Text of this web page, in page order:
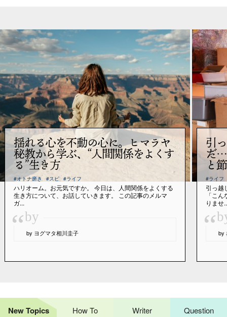
揺れる心を不動の心に。ヒマラヤ
秘教から学ぶ、“人間関係をよくす
る”生き方
#オトナ磨き #スピ #ライフ
ハリオーム。お元気ですか。 今日は、人間関係をよくする
生き方について、お話していきます。 この記事のメルマ
ガ...
“by
by ヨグマタ相川圭子
引
だ…
と
#ライフ
引っ越
「こ
りませ
“ by
New Topics How To Writer Question